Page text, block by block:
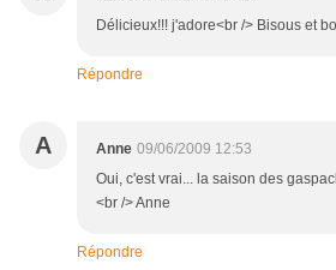
Délicieux!!! j'adore<br /> Bisous et
Répondre
A Anne 09/06/2009 12:53
Oui, c'est vrai... la saison des
<br /> Anne
Répondre